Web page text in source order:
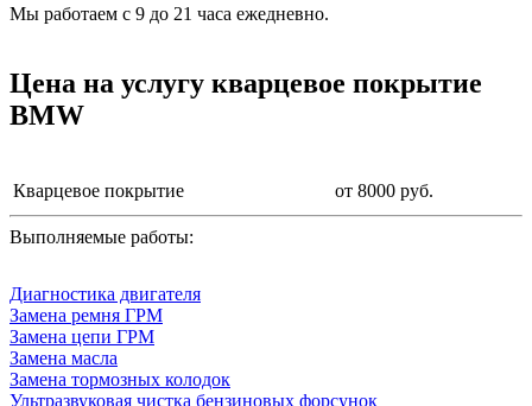
Мы работаем с 9 до 21 часа ежедневно.
Цена на услугу кварцевое покрытие
BMW
Кварцевое покрытие от 8000 руб.
Выполняемые работы:
Диагностика двигателя
Замена ремня ГРМ
Замена цепи ГРМ
Замена масла
Замена тормозных колодок
Ультразвуковая чистка бензиновых форсунок